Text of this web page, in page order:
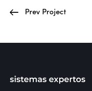
Prev Project